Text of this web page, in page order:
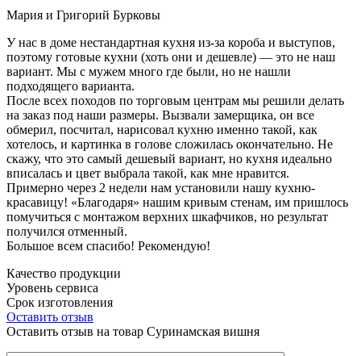
Мария и Григорий Бурковы
У нас в доме нестандартная кухня из-за короба и выступов,
поэтому готовые кухни (хоть они и дешевле) — это не наш
вариант. Мы с мужем много где были, но не нашли
подходящего варианта.
После всех походов по торговым центрам мы решили делать
на заказ под наши размеры. Вызвали замерщика, он все
обмерил, посчитал, нарисовал кухню именно такой, как
хотелось, и картинка в голове сложилась окончательно. Не
скажу, что это самый дешевый вариант, но кухня идеально
вписалась и цвет выбрала такой, как мне нравится.
Примерно через 2 недели нам установили нашу кухню-
красавицу! «Благодаря» нашим кривым стенам, им пришлось
помучиться с монтажом верхних шкафчиков, но результат
получился отменный.
Большое всем спасибо! Рекомендую!
Качество продукции
Уровень сервиса
Срок изготовления
Оставить отзыв
Оставить отзыв на товар Суринамская вишня